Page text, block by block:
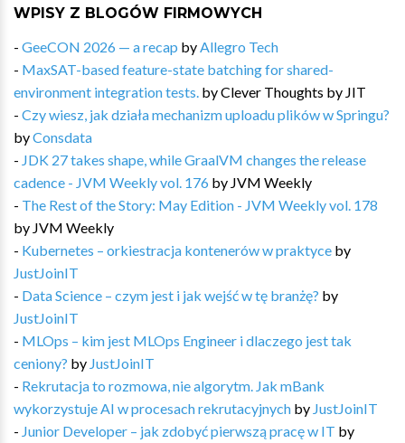
WPISY Z BLOGÓW FIRMOWYCH
- GeeCON 2026 — a recap by Allegro Tech
- MaxSAT-based feature-state batching for shared-
environment integration tests. byClever Thoughts by JIT
- Czy wiesz, jak działa mechanizm uploadu plików w Springu?
byConsdata
- JDK 27 takes shape, while GraalVM changes the release
cadence - JVM Weekly vol. 176 by JVM Weekly
- The Rest of the Story: May Edition - JVM Weekly vol. 178
by JVM Weekly
- Kubernetes – orkiestracja kontenerów w praktyce by
JustJoinIT
- Data Science – czym jest i jak wejść w tę branżę? by
JustJoinIT
- MLOps – kim jest MLOps Engineer i dlaczego jest tak
ceniony? by JustJoinIT
- Rekrutacja to rozmowa, nie algorytm. Jak mBank
wykorzystuje AI w procesach rekrutacyjnych by JustJoinIT
- Junior Developer – jak zdobyć pierwszą pracę w IT by